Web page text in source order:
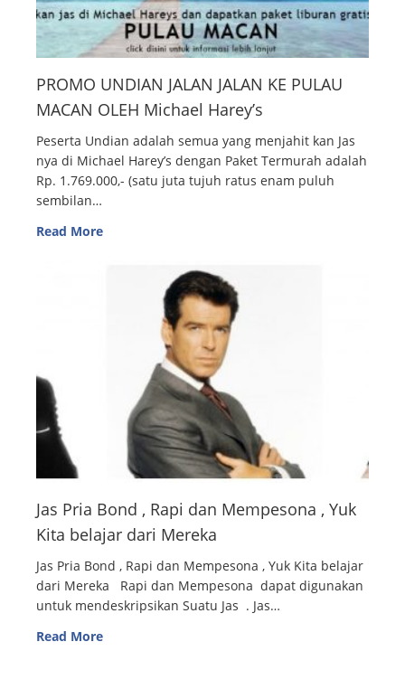
PROMO UNDIAN JALAN JALAN KE PULAU
MACAN OLEH Michael Harey’s
Peserta Undian adalah semua yang menjahit kan Jas
nya di Michael Harey’s dengan Paket Termurah adalah
Rp. 1.769.000,- (satu juta tujuh ratus enam puluh
sembilan…
Read More
Jas Pria Bond , Rapi dan Mempesona , Yuk
Kita belajar dari Mereka
Jas Pria Bond , Rapi dan Mempesona , Yuk Kita belajar
dari Mereka Rapi dan Mempesona dapat digunakan
untuk mendeskripsikan Suatu Jas . Jas…
Read More